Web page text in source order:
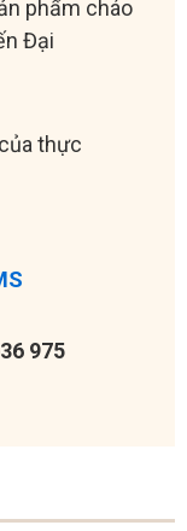
phẩm cháo
Đại
thực